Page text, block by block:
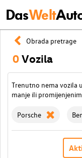
DasWelt
Obrada pretrage
0Vozila
Trenutno nema vozila
manje ili
Porsche